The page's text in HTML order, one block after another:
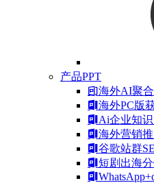
产品PPT
海外AI聚
海外PC版
Ai企业知
海外营销
谷歌站群
短剧出海